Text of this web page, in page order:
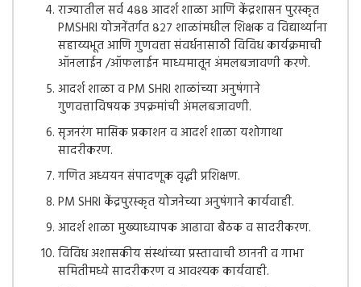
राज्यातील सर्व ४८८ आदर्श शाळा आणि केंद्रशासन पुरस्कृत
PMSHRI योजनेंतर्गत ८२७ शाळांमधील शिक्षक व विद्यार्थ्याना
सहाय्यभूत आणि गुणवत्ता संवर्धनासाठी विविध कार्यक्रमाची
ऑनलाईन /ऑफलाईन माध्यमातून अंमलबजावणी करणे.
आदर्श शाळा व PM SHRI शाळांच्या अनुषंगाने
गुणवत्ताविषयक उपक्रमांची अंमलबजावणी.
सृजनरंग मासिक प्रकाशन व आदर्श शाळा यशोगाथा
सादरीकरण.
गणित अध्ययन संपादणूक वृद्धी प्रशिक्षण.
PM SHRI केंद्रपुरस्कृत योजनेच्या अनुषंगाने कार्यवाही.
आदर्श शाळा मुख्याध्यापक आढावा बैठक व सादरीकरण.
विविध अशासकीय संस्थांच्या प्रस्तावाची छाननी व गाभा
समितीमध्ये सादरीकरण व आवश्यक कार्यवाही.